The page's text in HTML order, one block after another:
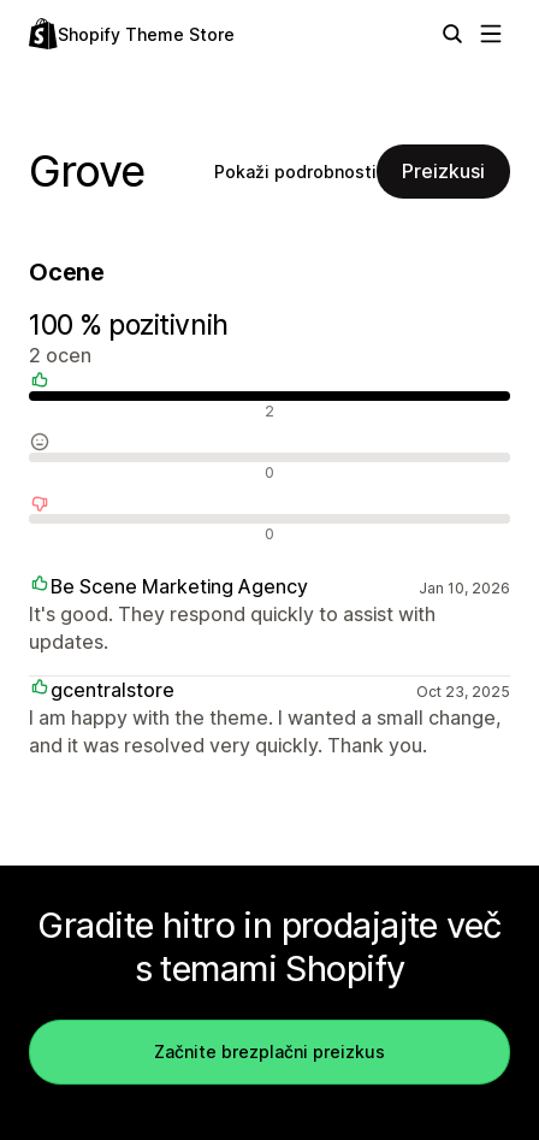
Shopify Theme Store
Grove Pokaži podrobnosti Preizkusi
Ocene
100 % pozitivnih
2 ocen
2
0
0
Be Scene Marketing Agency Jan 10, 2026
It's good. They respond quickly to assist with
updates.
gcentralstore
Oct 23, 2025
I am happy with the theme. I wanted a small change,
and it was resolved very quickly. Thank you.
Gradite hitro in prodajajte več
s temami Shopify
Začnite brezplačni preizkus